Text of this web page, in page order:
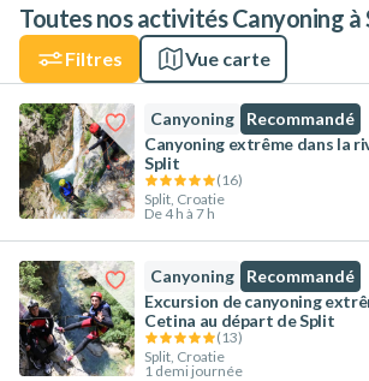
Toutes nos activités Canyoning à
Filtres Vue carte
Canyoning
Recommandé
Canyoning extrême dans la
Split
(16)
Split, Croatie
De 4 h à 7 h
Canyoning
Recommandé
Excursion de canyoning
Cetina au départ de Split
(13)
Split, Croatie
1 demi journée